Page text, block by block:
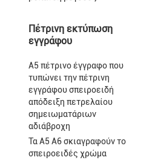
Πέτρινη εκτύπωση
εγγράφου
A5 πέτρινο έγγραφο που
τυπώνει την πέτρινη
εγγράφου σπειροειδή
απόδειξη πετρελαίου
σημειωματάριων
αδιάβροχη
Τα A5 A6 σκιαγραφούν το
σπειροειδές χρώμα